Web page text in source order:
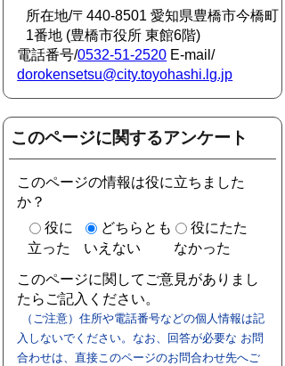
所在地/〒440-8501 愛知県豊橋市今橋町
1番地 (豊橋市役所 東館6階)
電話番号/0532-51-2520 E-mail/
dorokensetsu@city.toyohashi.lg.jp
このページに関するアンケート
このページの情報は役に立ちました
か？
役に
立った
どちらとも
いえない
役にたた
なかった
このページに関してご意見がありまし
たらご記入ください。
（ご注意）住所や電話番号などの個人情報は記
入しないでください。なお、回答が必要な お問
合わせは、直接このページのお問合わせ先へご